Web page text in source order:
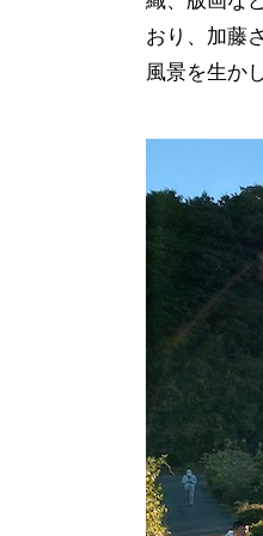
おり、加藤
風景を生か